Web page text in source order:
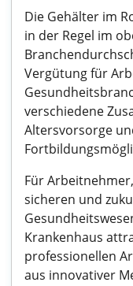
Die Gehälter im
in der Regel im
Vergütung für
verschiedene
Altersvorsorge
Für
sicheren und
Krankenhaus
professionellen
aus innovativer